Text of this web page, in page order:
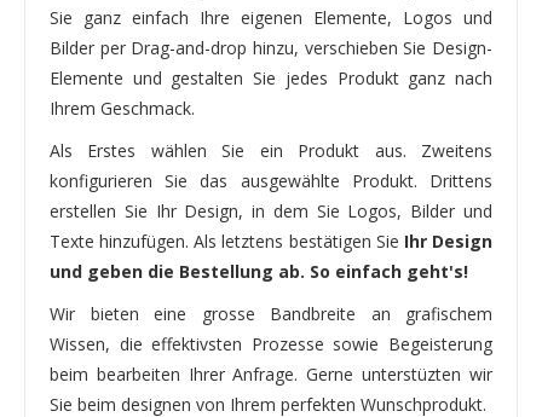
Sie ganz einfach Ihre eigenen Elemente, Logos und
Bilder per Drag-and-drop hinzu, verschieben Sie Design-
Elemente und gestalten Sie jedes Produkt ganz nach
Ihrem Geschmack.
Als Erstes wählen Sie ein Produkt aus. Zweitens
konfigurieren Sie das ausgewählte Produkt. Drittens
erstellen Sie Ihr Design, in dem Sie Logos, Bilder und
Texte hinzufügen. Als letztens bestätigen Sie Ihr Design
und geben die Bestellung ab. So einfach geht's!
Wir bieten eine grosse Bandbreite an grafischem
Wissen, die effektivsten Prozesse sowie Begeisterung
beim bearbeiten Ihrer Anfrage. Gerne unterstüzten wir
Sie beim designen von Ihrem perfekten Wunschprodukt.